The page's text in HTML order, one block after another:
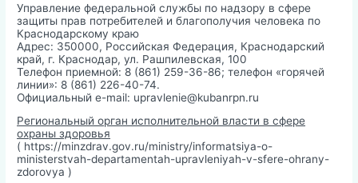
Управление федеральной службы по надзору в сфере
защиты прав потребителей и благополучия человека по
Краснодарскому краю
Адрес: 350000, Российская Федерация, Краснодарский
край, г. Краснодар, ул. Рашпилевская, 100
Телефон приемной: 8 (861) 259-36-86; телефон «горячей
линии»: 8 (861) 226-40-74.
Официальный e-mail: upravlenie@kubanrpn.ru
Региональный орган исполнительной власти в сфере
охраны здоровья
( https://minzdrav.gov.ru/ministry/informatsiya-o-
ministerstvah-departamentah-upravleniyah-v-sfere-ohrany-
zdorovya )